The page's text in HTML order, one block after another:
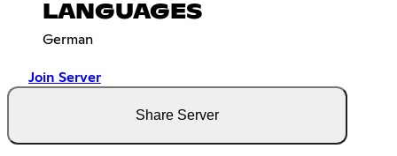
LANGUAGES
German
Join Server
Share Server